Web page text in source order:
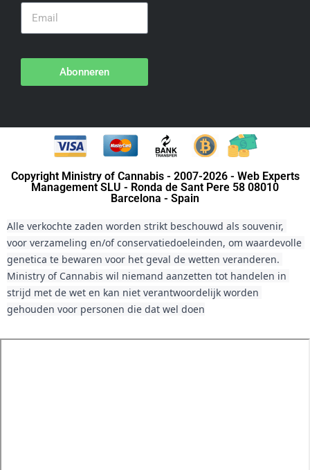
Abonneren
Copyright Ministry of Cannabis - 2007-2026 - Web Experts
Management SLU - Ronda de Sant Pere 58 08010
Barcelona - Spain
Alle verkochte zaden worden strikt beschouwd als souvenir,
voor verzameling en/of conservatiedoeleinden, om waardevolle
genetica te bewaren voor het geval de wetten veranderen.
Ministry of Cannabis wil niemand aanzetten tot handelen in
strijd met de wet en kan niet verantwoordelijk worden
gehouden voor personen die dat wel doen